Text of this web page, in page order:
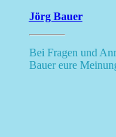
Jörg Bauer
Bei Fragen und
Bauer eure